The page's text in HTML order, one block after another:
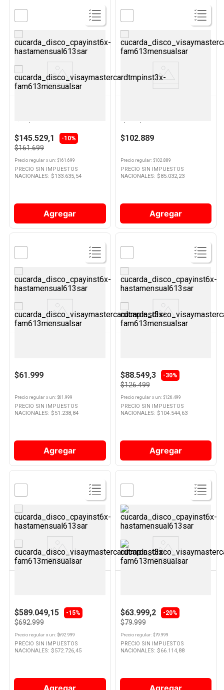
Ver
Producto
Bvstdc4404 Oster
$145.529,1 -10%
$161.699
Precio regular x un: $161.699
PRECIO SIN IMPUESTOS
NACIONALES: $133.635,54
Agregar
Ver
Producto
Electrolux
$102.889
Precio regular: $102.889
PRECIO SIN IMPUESTOS
NACIONALES: $85.032,23
Agregar
Producto
$61.999
Precio regular x un: $61.999
PRECIO SIN IMPUESTOS
NACIONALES: $51.238,84
Agregar
Producto
$88.549,3 -30%
$126.499
Precio regularx un: $126.499
PRECIO SIN IMPUESTOS
NACIONALES: $104.544,63
Agregar
Ver
Producto
$589.049,15 -15%
$692.999
Precio regular x un: $692.999
PRECIO SIN IMPUESTOS
NACIONALES: $572.726,45
Agregar
Ver
Producto
$63.999,2 -20%
$79.999
Precio regular: $79.999
PRECIO SIN IMPUESTOS
NACIONALES: $66.114,88
Agregar